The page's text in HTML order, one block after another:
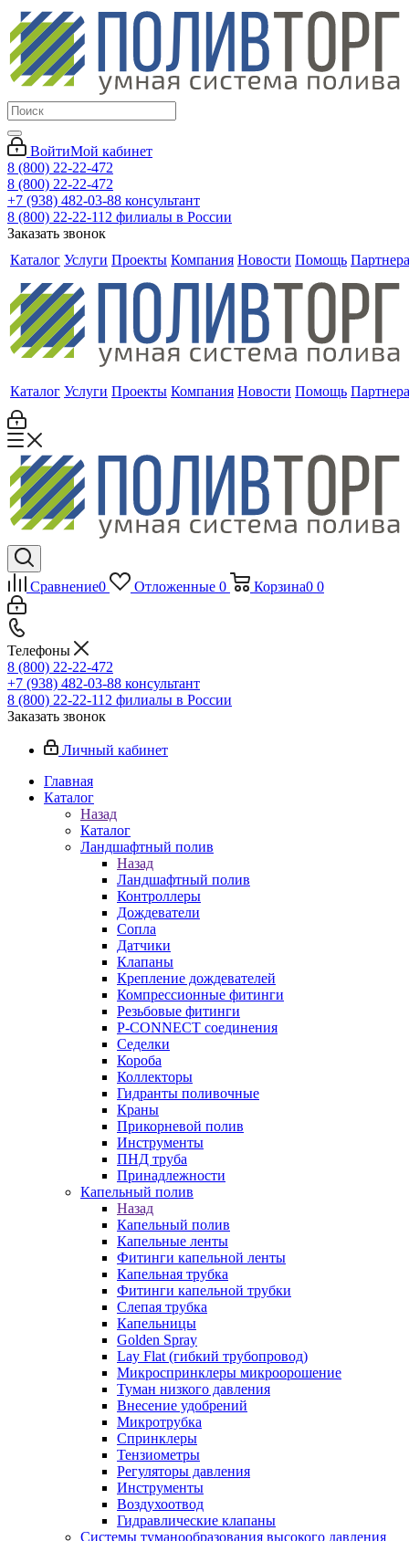
ВойтиМой кабинет
8 (800) 22-22-472
8 (800) 22-22-472
+7 (938) 482-03-88 консультант
8 (800) 22-22-112 филиалы в России
Заказать звонок
Каталог Услуги Проекты Компания Новости Помощь
Каталог Услуги Проекты Компания Новости Помощь
Сравнение0 Отложенные 0 Корзина0 0
Телефоны
8 (800) 22-22-472
+7 (938) 482-03-88 консультант
8 (800) 22-22-112 филиалы в России
Заказать звонок
Личный кабинет
Главная
Каталог
Назад
Каталог
Ландшафтный полив
Назад
Ландшафтный полив
Контроллеры
Дождеватели
Сопла
Датчики
Клапаны
Крепление дождевателей
Компрессионные фитинги
Резьбовые фитинги
P-CONNECT соединения
Седелки
Короба
Коллекторы
Гидранты поливочные
Краны
Прикорневой полив
Инструменты
ПНД труба
Принадлежности
Капельный полив
Назад
Капельный полив
Капельные ленты
Фитинги капельной ленты
Капельная трубка
Фитинги капельной трубки
Слепая трубка
Капельницы
Golden Spray
Lay Flat (гибкий трубопровод)
Микроспринклеры микроорошение
Туман низкого давления
Внесение удобрений
Микротрубка
Спринклеры
Тензиометры
Регуляторы давления
Инструменты
Воздухоотвод
Гидравлические клапаны
Системы туманообразования высокого давления